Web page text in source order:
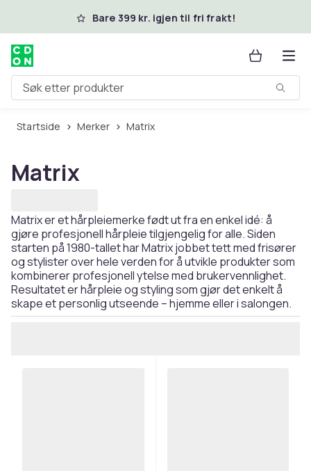
Hopp til hovedinnholdBare 399 kr. igjen til fri frakt!
Søk etter produkter
Startside Merker Matrix
Matrix
Matrix er et hårpleiemerke født ut fra en enkel idé: å
gjøre profesjonell hårpleie tilgjengelig for alle. Siden
starten på 1980-tallet har Matrix jobbet tett med frisører
og stylister over hele verden for å utvikle produkter som
kombinerer profesjonell ytelse med brukervennlighet.
Resultatet er hårpleie og styling som gjør det enkelt å
skape et personlig utseende – hjemme eller i salongen.